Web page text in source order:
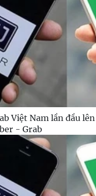
Việt Nam lần đầu
- Grab